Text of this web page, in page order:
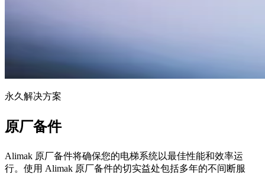
永久解决方案
原厂备件
Alimak 原厂备件将确保您的电梯系统以最佳性能和效率运
行。使用 Alimak 原厂备件的切实益处包括多年的不间断服